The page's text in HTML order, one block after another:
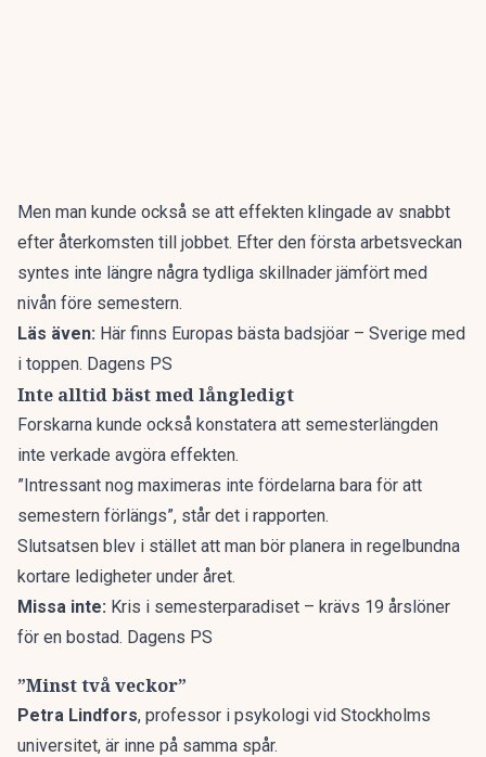
Men man kunde också se att effekten klingade av snabbt
efter återkomsten till jobbet. Efter den första arbetsveckan
syntes inte längre några tydliga skillnader jämfört med
nivån före semestern.
Läs även: Här finns Europas bästa badsjöar – Sverige med
i toppen. Dagens PS
Inte alltid bäst med långledigt
Forskarna kunde också konstatera att semesterlängden
inte verkade avgöra effekten.
”Intressant nog maximeras inte fördelarna bara för att
semestern förlängs”, står det i rapporten.
Slutsatsen blev i stället att man bör planera in regelbundna
kortare ledigheter under året.
Missa inte: Kris i semesterparadiset – krävs 19 årslöner
för en bostad. Dagens PS
”Minst två veckor”
Petra Lindfors, professor i psykologi vid Stockholms
universitet, är inne på samma spår.